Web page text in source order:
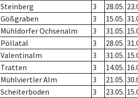
Steinberg 3 28.05.
Gößgraben 3 15.05.
Mühldorfer Ochsenalm 3 31.05.
Pöllatal 3 28.05.
Valentinalm 3 31.05.
Tratten 3 14.05.
Mühlviertler Alm 3 21.05.
Scheiterboden 3 23.05.